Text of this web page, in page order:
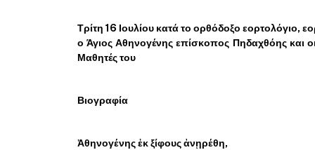
Τρίτη 16 Ιουλίου κατά το ορθόδοξο εορτολόγιο,
ο Άγιος Αθηνογένης επίσκοπος Πηδαχθόης και
Μαθητές του
Βιογραφία
Ἀθηνογένης ἐκ ξίφους ἀνῃρέθη,